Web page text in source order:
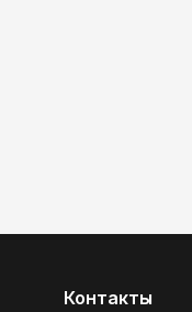
Контакты